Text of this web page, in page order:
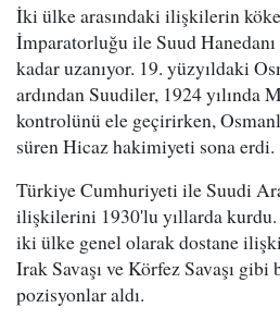
İki ülke arasındaki ilişkilerin
İmparatorluğu ile Suud
kadar uzanıyor. 19. yüzyıldaki
ardından Suudiler, 1924 yılında
kontrolünü ele geçirirken,
süren Hicaz hakimiyeti sona erdi.
Türkiye Cumhuriyeti ile Suudi
ilişkilerini 1930'lu yıllarda kurdu.
iki ülke genel olarak dostane
Irak Savaşı ve Körfez Savaşı
pozisyonlar aldı.